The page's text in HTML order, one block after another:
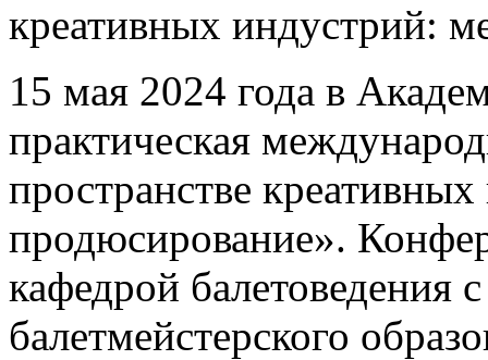
креативных индустрий:
15 мая 2024 года в
практическая
пространстве
продюсирование».
кафедрой балетоведения
балетмейстерского